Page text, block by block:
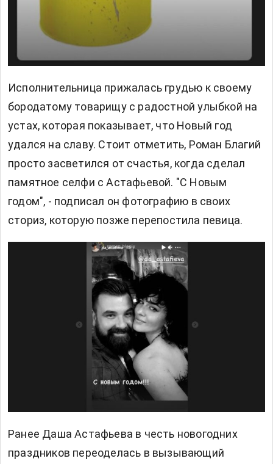
Исполнительница прижалась грудью к своему
бородатому товарищу с радостной улыбкой на
устах, которая показывает, что Новый год
удался на славу. Стоит отметить, Роман Благий
просто засветился от счастья, когда сделал
памятное селфи с Астафьевой. "С Новым
годом", - подписал он фотографию в своих
сториз, которую позже перепостила певица.
Ранее Даша Астафьева в честь новогодних
праздников переоделась в вызывающий